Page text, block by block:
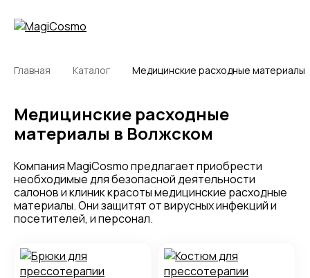
Главная Каталог Медицинские расходные материалы
Медицинские расходные
материалы в Волжском
Компания MagiCosmo предлагает приобрести
необходимые для безопасной деятельности
салонов и клиник красоты медицинские расходные
материалы. Они защитят от вирусных инфекций и
посетителей, и персонал.